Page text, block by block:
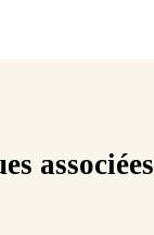
associées